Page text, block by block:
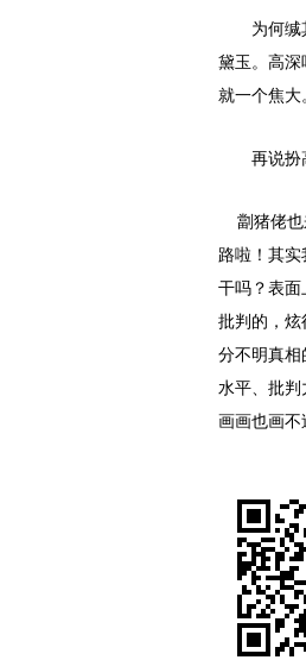
为何缄
黛玉。高深
就一个焦大
再说扮
劏猪佬
路啦！其
干吗？表面
批判的，炫
分不明真相
水平、批判
画画也画不